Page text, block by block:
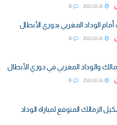
0
الوداد المغربي بدوري الأبطال
0
والوداد المغربي في دوري الأبطال
0
الزمالك المتوقع لمباراة الوداد